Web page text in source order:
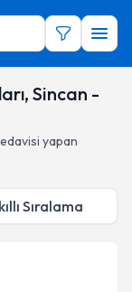
Sincan -
yapan
Sıralama